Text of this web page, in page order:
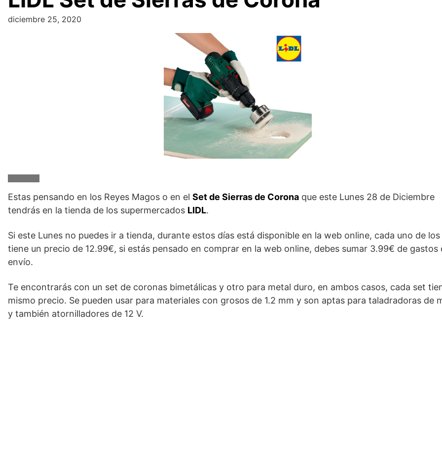
diciembre 25, 2020
Estas pensando en los Reyes Magos o en el Set de Sierras de Corona que este Lunes 28 de Diciembre
tendrás en la tienda de los supermercados LIDL.
Si este Lunes no puedes ir a tienda, durante estos días está disponible en la web online, cada uno de
tiene un precio de 12.99€, si estás pensado en comprar en la web online, debes sumar 3.99€ de gastos
envío.
Te encontrarás con un set de coronas bimetálicas y otro para metal duro, en ambos casos, cada set
mismo precio. Se pueden usar para materiales con grosos de 1.2 mm y son aptas para taladradoras de
y también atornilladores de 12 V.